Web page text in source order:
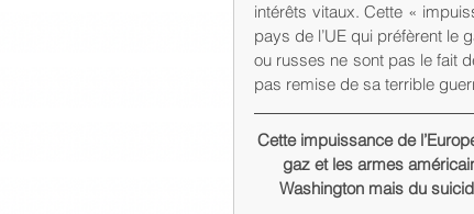
intérêts vitaux. Cette «
pays de l’UE qui préfèrent le
ou russes ne sont pas le fait
pas remise de sa terrible
Cette impuissance de
gaz et les armes
Washington mais du